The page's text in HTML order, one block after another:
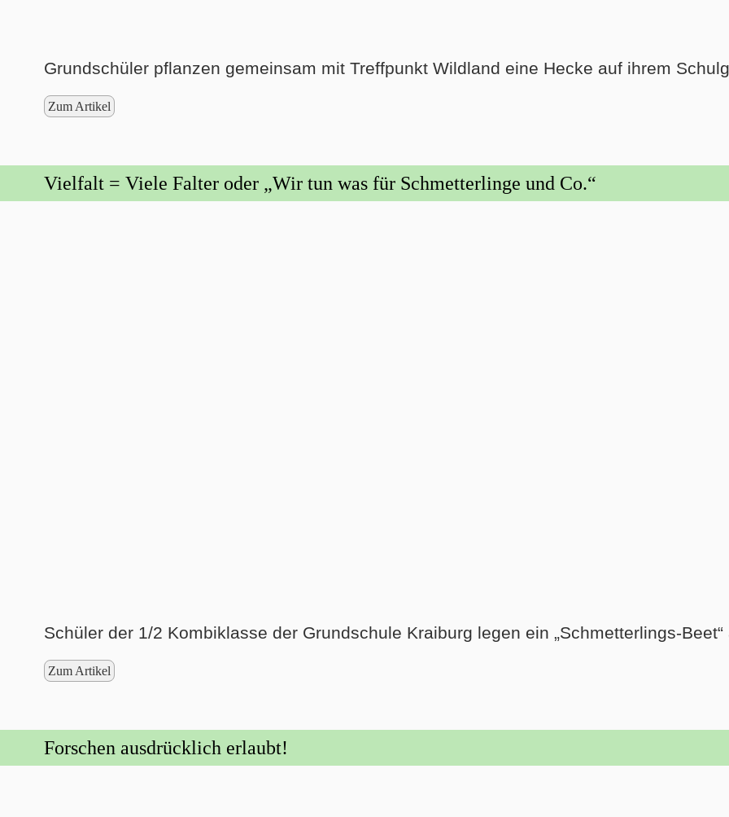
Grundschüler pflanzen gemeinsam mit Treffpunkt Wildland eine Hecke auf ihrem
Zum Artikel
Vielfalt = Viele Falter oder „Wir tun was für Schmetterlinge und Co.“
Schüler der 1/2 Kombiklasse der Grundschule Kraiburg legen ein „Schmetterlings-
Zum Artikel
Forschen ausdrücklich erlaubt!